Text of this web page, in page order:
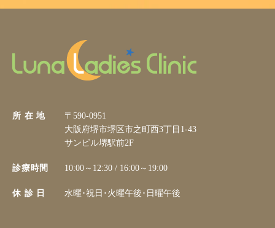
所 在 地
〒590-0951
大阪府堺市堺区市之町西3丁目1-43
サンビル堺駅前2F
診療時間 10:00～12:30 / 16:00～19:00
休 診 日 水曜･祝日･火曜午後･日曜午後